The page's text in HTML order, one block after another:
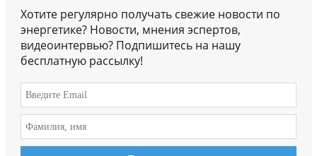
Хотите регулярно получать свежие новости по
энергетике? Новости, мнения эспертов,
видеоинтервью? Подпишитесь на нашу
бесплатную рассылку!